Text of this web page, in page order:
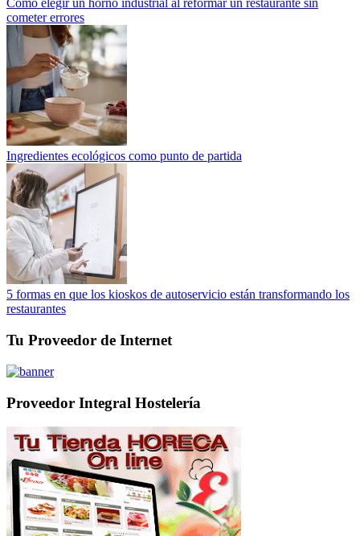
Cómo elegir un horno industrial al reformar un restaurante sin
cometer errores
Ingredientes ecológicos como punto de partida
5 formas en que los kioskos de autoservicio están transformando los
restaurantes
Tu Proveedor de Internet
Proveedor Integral Hostelería